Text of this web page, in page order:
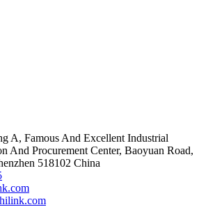
A, Famous And Excellent Industrial
And Procurement Center, Baoyuan Road,
518102 China